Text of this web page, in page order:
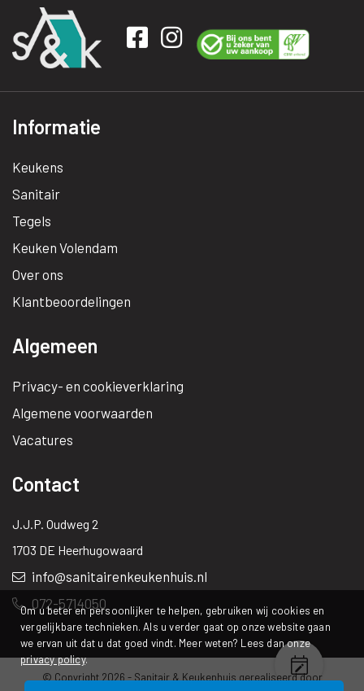
Informatie
Keukens
Sanitair
Tegels
Keuken Volendam
Over ons
Klantbeoordelingen
Algemeen
Privacy- en cookieverklaring
Algemene voorwaarden
Vacatures
Contact
J.J.P. Oudweg 2
1703 DE Heerhugowaard
info@sanitairenkeukenhuis.nl
072-5714050
© Copyright 2026 - Sanitair & Keukenhuis gerealiseerd door
Om u beter en persoonlijker te helpen, gebruiken wij cookies en
vergelijkbare technieken. Als u verder gaat op onze website gaan
we ervan uit dat u dat goed vindt. Meer weten? Lees dan onze
privacy policy.